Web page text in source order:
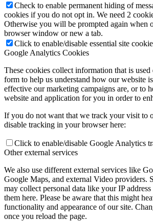
Check to enable permanent hiding of
cookies if you do not opt in. We need 2
Otherwise you will be prompted again when
browser window or new a tab.
Click to enable/disable essential site
Google Analytics Cookies
These cookies collect information that is used
form to help us understand how our website
effective our marketing campaigns are, or to
website and application for you in order to
If you do not want that we track your visit to
disable tracking in your browser here:
Click to enable/disable Google Analytics
Other external services
We also use different external services like
Google Maps, and external Video providers.
may collect personal data like your IP
them here. Please be aware that this might
functionality and appearance of our site.
once you reload the page.